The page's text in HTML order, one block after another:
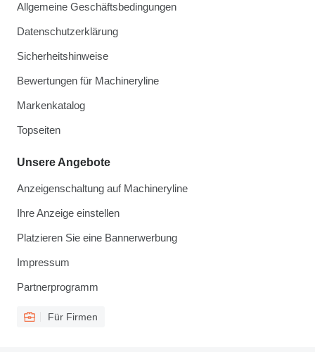
Allgemeine Geschäftsbedingungen
Datenschutzerklärung
Sicherheitshinweise
Bewertungen für Machineryline
Markenkatalog
Topseiten
Unsere Angebote
Anzeigenschaltung auf Machineryline
Ihre Anzeige einstellen
Platzieren Sie eine Bannerwerbung
Impressum
Partnerprogramm
Für Firmen